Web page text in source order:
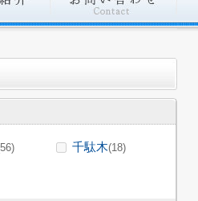
千駄木(18)